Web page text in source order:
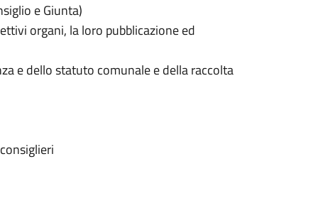
e Giunta)
organi, la loro pubblicazione ed
e dello statuto comunale e della raccolta